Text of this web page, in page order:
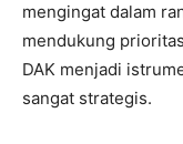
mengingat dalam
mendukung
DAK menjadi
sangat strategis.